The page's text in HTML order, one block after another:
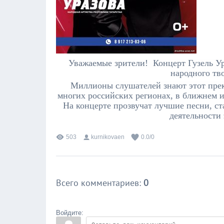
Уважаемые зрители! Концерт Гузель
народного
Миллионы слушателей знают этот
многих российских регионах, в ближнем
На концерте прозвучат лучшие песни,
503 kurnikovaen 0.0/0
Всего комментариев: 0
Войдите: